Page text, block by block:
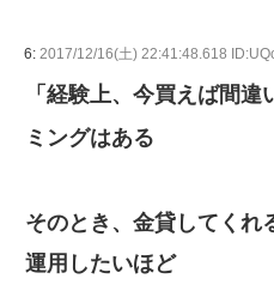
6: 2017/12/16(土) 22:41:48.618
「経験上、今買えば間
ミングはある
そのとき、金貸してくれ
運用したいほど